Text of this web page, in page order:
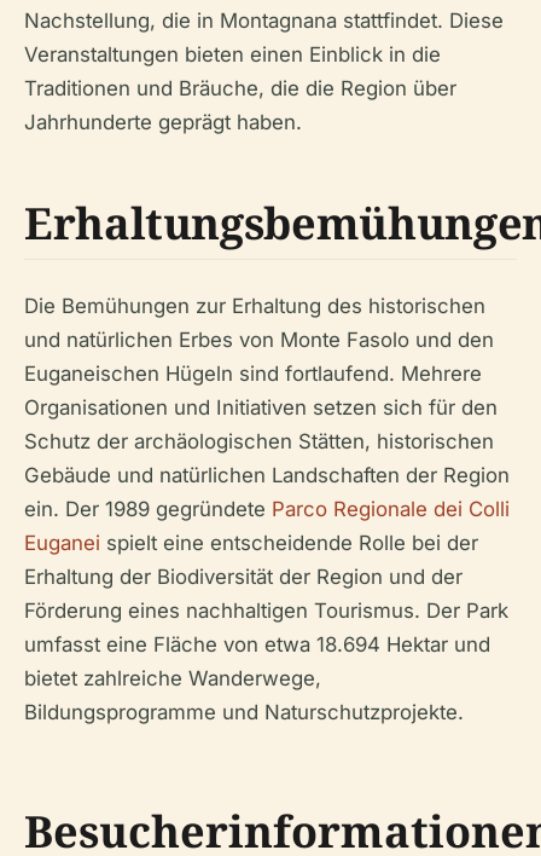
Nachstellung, die in Montagnana stattfindet. Diese
Veranstaltungen bieten einen Einblick in die
Traditionen und Bräuche, die die Region über
Jahrhunderte geprägt haben.
Die Bemühungen zur Erhaltung des historischen
und natürlichen Erbes von Monte Fasolo und den
Euganeischen Hügeln sind fortlaufend. Mehrere
Organisationen und Initiativen setzen sich für den
Schutz der archäologischen Stätten, historischen
Gebäude und natürlichen Landschaften der Region
ein. Der 1989 gegründete Parco Regionale dei Colli
Euganei spielt eine entscheidende Rolle bei der
Erhaltung der Biodiversität der Region und der
Förderung eines nachhaltigen Tourismus. Der Park
umfasst eine Fläche von etwa 18.694 Hektar und
bietet zahlreiche Wanderwege,
Bildungsprogramme und Naturschutzprojekte.